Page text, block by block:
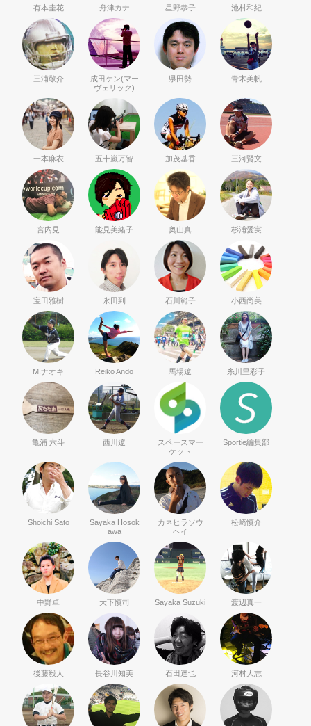
有本圭花 舟津カナ 星野恭子 池村和紀
三浦敬介
成田ケン(マー
ヴェリック)
県田勢 青木美帆
一本麻衣 五十嵐万智 加茂基香 三河賢文
宮内見 能見美緒子 奥山真 杉浦愛実
宝田雅樹 永田到 石川範子 小西尚美
M.ナオキ Reiko Ando 馬場遼 糸川里彩子
亀浦 六斗 西川遼
スペースマー
ケット
Sportie編集部
Shoichi Sato
Sayaka Hosok
awa
カネヒラソウ
ヘイ
松崎慎介
中野卓 大下慎司 Sayaka Suzuki 渡辺真一
後藤毅人 長谷川知美 石田達也 河村大志